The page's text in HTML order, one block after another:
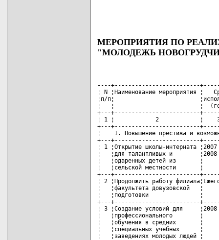
МЕРОПРИЯТИЯ ПО
"МОЛОДЕЖЬ
----+-------------------------+----------+--------------------------
¦ N ¦Наименование мероприятия ¦   Срок   ¦    Ответственные за     ¦
¦п/п¦                         ¦исполнения¦       исполнение        ¦
¦   ¦                         ¦  (годы)  ¦                         ¦
+---+-------------------------+----------+-------------------------+
¦ 1 ¦            2            ¦    3     ¦            4            ¦
+---+-------------------------+----------+-------------------------+
¦    I. Повышение престижа и возможности получения образования     ¦
+---+-------------------------+----------+-------------------------+
¦ 1 ¦Открытие школы-интерната ¦2007 -    ¦Управление образования   ¦
¦   ¦для талантливых и        ¦2008      ¦Новогрудского районного  ¦
¦   ¦одаренных детей из       ¦          ¦исполнительного комитета ¦
¦   ¦сельской местности       ¦          ¦(далее - райисполком)    ¦
+---+-------------------------+----------+-------------------------+
¦ 2 ¦Продолжить работу филиала¦Ежегодно  ¦Управление образования   ¦
¦   ¦факультета довузовской   ¦          ¦райисполкома             ¦
¦   ¦подготовки               ¦          ¦                         ¦
+---+-------------------------+----------+-------------------------+
¦ 3 ¦Создание условий для     ¦2008      ¦Учреждение образования   ¦
¦   ¦профессионального        ¦          ¦"Новогрудский            ¦
¦   ¦обучения в средних       ¦          ¦государственный торгово- ¦
¦   ¦специальных учебных      ¦          ¦экономический колледж"   ¦
¦   ¦заведениях молодых людей ¦          ¦(далее - УО "НГТЭК") <*>,¦
¦   ¦с особенностями          ¦          ¦учреждение образования   ¦
¦   ¦психофизического развития¦          ¦"Новогрудский            ¦
¦   ¦                         ¦          ¦государственный аграрный ¦
¦   ¦                         ¦          ¦колледж" (далее - УО     ¦
¦   ¦                         ¦          ¦"НГАК") <*>              ¦
+---+-------------------------+----------+-------------------------+
¦                II. Воспитание гражданина-патриота                ¦
+---+-------------------------+----------+-------------------------+
¦ 4 ¦Организация и проведение ¦Ежегодно  ¦Отдел по делам молодежи  ¦
¦   ¦патриотических акций, в  ¦          ¦райисполкома, управление ¦
¦   ¦том числе:               ¦          ¦образования райисполкома,¦
¦   ¦"Мы - граждане Беларуси!"¦          ¦отдел культуры           ¦
¦   ¦"Призывник"              ¦          ¦райисполкома, отдел      ¦
¦   ¦"Мой подарок ветерану"   ¦          ¦идеологической работы    ¦
¦   ¦"Вместе за сильную и     ¦          ¦райисполкома,            ¦
¦   ¦процветающую Беларусь"   ¦          ¦Новогрудская районная    ¦
¦   ¦"Квiтней, Беларусь!"     ¦          ¦организация общественного¦
¦   ¦"За Беларусь!"           ¦          ¦объединения "Белорусский ¦
¦   ¦"Ветеран живет рядом"    ¦          ¦республиканский союз     ¦
¦   ¦"Есть такая профессия -  ¦          ¦молодежи" (далее - ОО    ¦
¦   ¦Родину защищать"         ¦          ¦"БРСМ") <*>, Новогрудский¦
¦   ¦                         ¦          ¦районный военный         ¦
¦   ¦                         ¦          ¦комиссариат <*>,         ¦
¦   ¦                         ¦          ¦управление по труду,     ¦
¦   ¦                         ¦          ¦занятости и социальной   ¦
¦   ¦                         ¦          ¦защите райисполкома,     ¦
¦   ¦                         ¦          ¦Новогрудская районная    ¦
¦   ¦                         ¦          ¦пионерская организация   ¦
¦   ¦                         ¦          ¦общественного объединения¦
¦   ¦                         ¦          ¦"Белорусская             ¦
¦   ¦                         ¦          ¦республиканская          ¦
¦   ¦                         ¦          ¦пионерская организация"  ¦
¦   ¦                         ¦          ¦(далее - ОО "БРПО") <*>, ¦
¦   ¦                         ¦          ¦Новогрудская районная    ¦
¦   ¦                         ¦          ¦организация Белорусского ¦
¦   ¦                         ¦          ¦общественного объединения¦
¦   ¦                         ¦          ¦ветеранов <*>            ¦
+---+-------------------------+----------+-------------------------+
¦ 5 ¦Обеспечение деятельности ¦2008, 2010¦Отдел по делам молодежи  ¦
¦   ¦инициативных молодежных  ¦          ¦райисполкома, отдел      ¦
¦   ¦групп по подготовке и    ¦          ¦идеологической работы    ¦
¦   ¦проведению выборов, в том¦          ¦райисполкома, ОО "БРСМ"  ¦
¦   ¦числе:                   ¦          ¦<*>                      ¦
¦   ¦депутатов Палаты         ¦          ¦                         ¦
¦   ¦представителей           ¦          ¦                         ¦
¦   ¦Национального собрания   ¦          ¦                         ¦
¦   ¦Республики Беларусь      ¦          ¦                         ¦
¦   ¦Президента Республики    ¦          ¦                         ¦
¦   ¦Беларусь                 ¦          ¦                         ¦
+---+-------------------------+----------+-------------------------+
¦ 6 ¦Формирование             ¦2008 -    ¦Отдел идеологической     ¦
¦   ¦политического сознания   ¦2010